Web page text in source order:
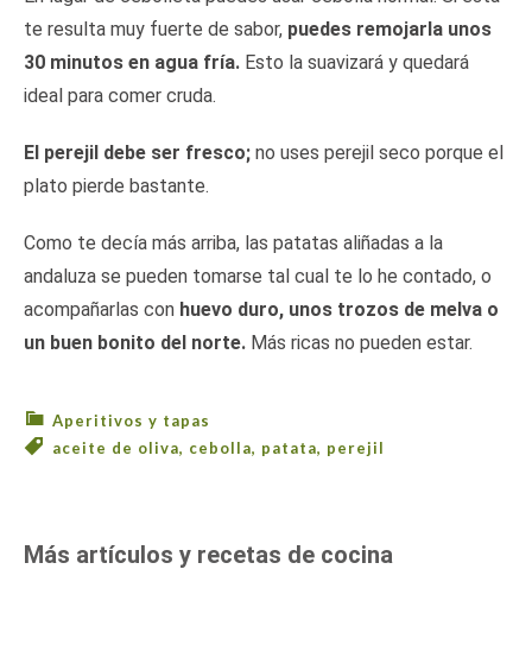
te resulta muy fuerte de sabor, puedes remojarla unos
30 minutos en agua fría. Esto la suavizará y quedará
ideal para comer cruda.
El perejil debe ser fresco; no uses perejil seco porque el
plato pierde bastante.
Como te decía más arriba, las patatas aliñadas a la
andaluza se pueden tomarse tal cual te lo he contado, o
acompañarlas con huevo duro, unos trozos de melva o
un buen bonito del norte. Más ricas no pueden estar.
Aperitivos y tapas
aceite de oliva, cebolla, patata, perejil
Más artículos y recetas de cocina